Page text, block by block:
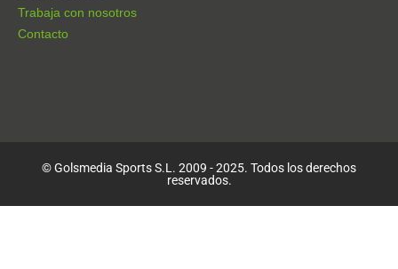
Trabaja con nosotros
Contacto
© Golsmedia Sports S.L. 2009 - 2025. Todos los derechos
reservados.